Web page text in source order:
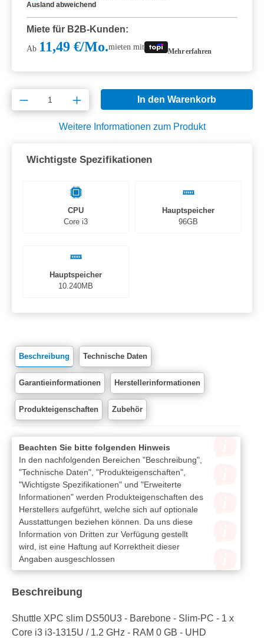
Ausland abweichend
Miete für B2B-Kunden:
Ab 11,49 €/Mo.mieten mit Mehr erfahren
Produkt Anzahl: Gib den gewünschten
In den Warenkorb
Weitere Informationen zum Produkt
Wichtigste Spezifikationen
CPU
Core i3
Hauptspeicher
96GB
Hauptspeicher
10.240MB
Beschreibung Technische Daten
Garantieinformationen Herstellerinformationen
Produkteigenschaften Zubehör
Beachten Sie bitte folgenden Hinweis
In den nachfolgenden Bereichen "Beschreibung",
"Technische Daten", "Produkteigenschaften",
"Wichtigste Spezifikationen" und "Erweiterte
Informationen" werden Produkteigenschaften des
Herstellers aufgeführt, welche sich auf optionale
Ausstattungen beziehen können. Da uns diese
Information von Dritten zur Verfügung gestellt
wird, ist eine Haftung auf Korrektheit dieser
Angaben ausgeschlossen
Beschreibung
Shuttle XPC slim DS50U3 - Barebone - Slim-PC - 1 x
Core i3 i3-1315U / 1.2 GHz - RAM 0 GB - UHD